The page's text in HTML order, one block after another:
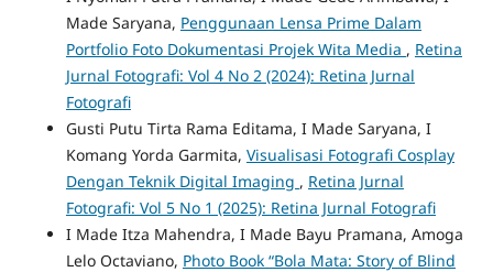
Made Saryana, Penggunaan Lensa Prime Dalam
Portfolio Foto Dokumentasi Projek Wita Media , Retina
Jurnal Fotografi: Vol 4 No 2 (2024): Retina Jurnal
Fotografi
Gusti Putu Tirta Rama Editama, I Made Saryana, I
Komang Yorda Garmita, Visualisasi Fotografi Cosplay
Dengan Teknik Digital Imaging , Retina Jurnal
Fotografi: Vol 5 No 1 (2025): Retina Jurnal Fotografi
I Made Itza Mahendra, I Made Bayu Pramana, Amoga
Lelo Octaviano, Photo Book “Bola Mata: Story of Blind